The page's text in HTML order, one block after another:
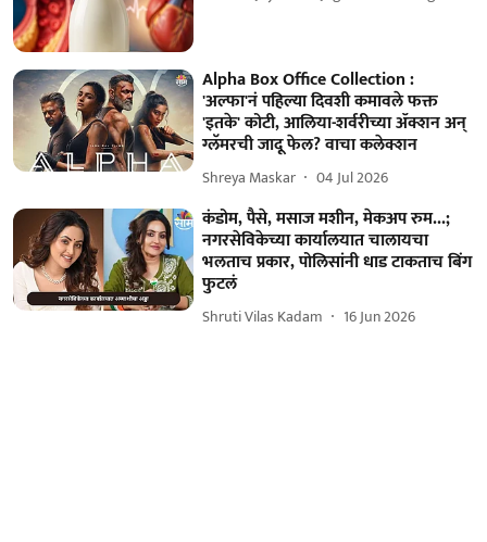
Alpha Box Office Collection :
'अल्फा'नं पहिल्या दिवशी कमावले फक्त
'इतके' कोटी, आलिया-शर्वरीच्या ॲक्शन अन्
ग्लॅमरची जादू फेल? वाचा कलेक्शन
Shreya Maskar 04 Jul 2026
कंडोम, पैसे, मसाज मशीन, मेकअप रुम...;
नगरसेविकेच्या कार्यालयात चालायचा
भलताच प्रकार, पोलिसांनी धाड टाकताच बिंग
फुटलं
Shruti Vilas Kadam 16 Jun 2026